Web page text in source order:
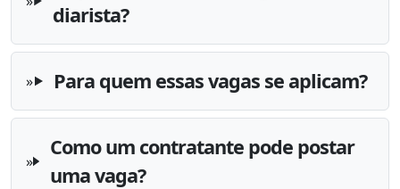
diarista?
Para quem essas vagas se aplicam?
Como um contratante pode postar
uma vaga?